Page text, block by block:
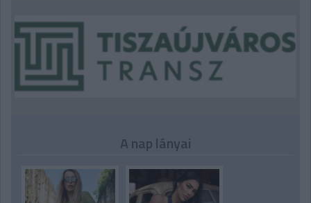
A nap lányai